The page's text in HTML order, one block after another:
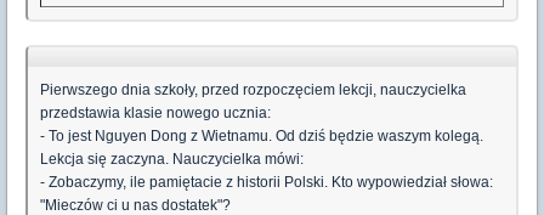
Pierwszego dnia szkoły, przed rozpoczęciem lekcji, nauczycielka
przedstawia klasie nowego ucznia:
- To jest Nguyen Dong z Wietnamu. Od dziś będzie waszym kolegą.
Lekcja się zaczyna. Nauczycielka mówi:
- Zobaczymy, ile pamiętacie z historii Polski. Kto wypowiedział słowa:
"Mieczów ci u nas dostatek"?